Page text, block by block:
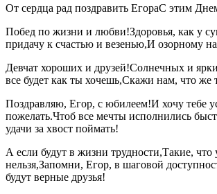
От сердца рад поздравить ЕгораС этим
Побед по жизни и любви!Здоровья, как у
придачу к счастью и везенью,И озорному
Девчат хороших и друзей!Солнечных и
все будет как ты хочешь,Скажи нам, что же
Поздравляю, Егор, с юбилеем!И хочу тебе
пожелать.Чтоб все мечты исполнились
удачи за хвост поймать!
А если будут в жизни трудности,Такие, что
нельзя,Запомни, Егор, в шаговой
будут верные друзья!